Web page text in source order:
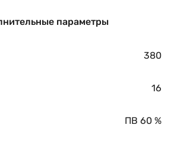
параметры
380
16
ПВ 60 %